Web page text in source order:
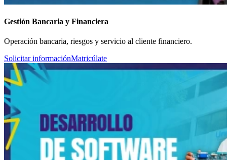
Gestión Bancaria y Financiera
Operación bancaria, riesgos y servicio al cliente financiero.
Solicitar informaciónMatricúlate